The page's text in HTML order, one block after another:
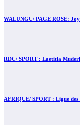
WALUNGU/ PAGE ROSE:
RDC/ SPORT : Laetitia
AFRIQUE/ SPORT : Ligue des